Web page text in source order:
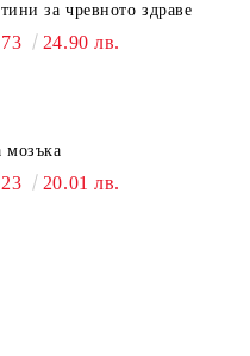
за чревното здраве
24.90 лв.
мозъка
20.01 лв.